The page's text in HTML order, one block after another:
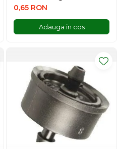
0,65 RON
Adauga in cos